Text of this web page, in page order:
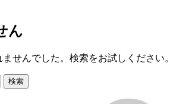
ん
せんでした。検索をお試しください。